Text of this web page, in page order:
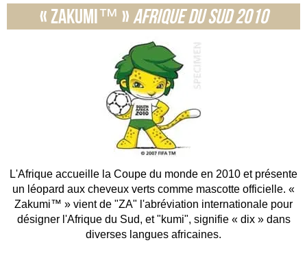
« Zakumi™ » Afrique du Sud 2010
L'Afrique accueille la Coupe du monde en 2010 et présente
un léopard aux cheveux verts comme mascotte officielle. «
Zakumi™ » vient de "ZA" l'abréviation internationale pour
désigner l'Afrique du Sud, et "kumi", signifie « dix » dans
diverses langues africaines.